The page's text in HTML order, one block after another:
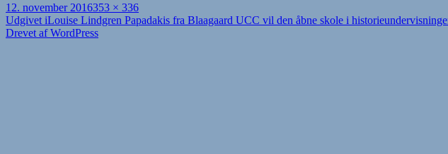
Udgivet
i
12. november 2016Fuld
størrelse
353 × 336
Indlægsnavigation
Udgivet iLouise Lindgren Papadakis fra Blaagaard UCC vil den åbne skole i
Drevet af WordPress